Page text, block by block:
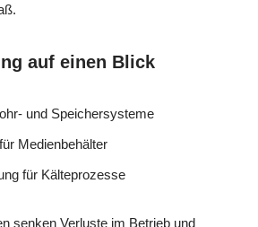
auf einen Blick
und Speichersysteme
Medienbehälter
für Kälteprozesse
senken Verluste im Betrieb und